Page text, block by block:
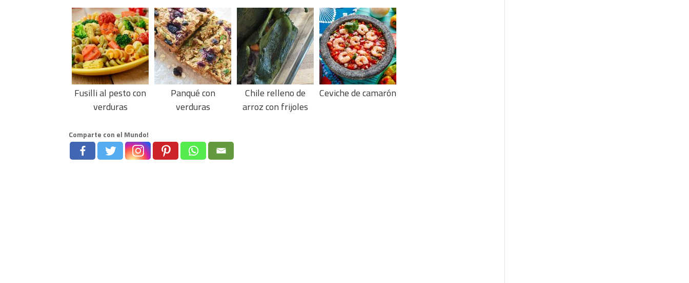
Fusilli al pesto con
verduras
Panqué con
verduras
Chile relleno de
arroz con frijoles
Ceviche de camarón
Comparte con el Mundo!